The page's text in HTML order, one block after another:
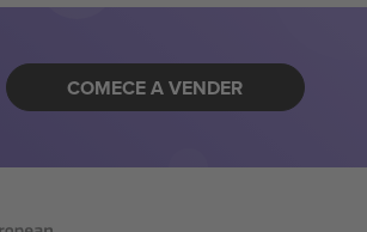
COMECE A VENDER